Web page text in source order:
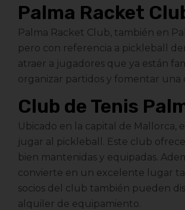
Palma Racket
Palma Racket Club, también en
pero con referencia a pickleball
atraer a jugadores que ya están
organizar partidos y fomentar una
Club de Tenis
Ubicado en la capital de Mallorca,
jugar al pickleball. Este club
bien mantenidas y equipadas.
convierte en un excelente lugar
socios del club también pueden
alquiler de equipamiento.